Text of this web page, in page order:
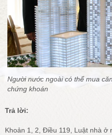
Người nước ngoài có thể mua
chứng khoán
Trả lời:
Khoản 1, 2, Điều 119, Luật nhà